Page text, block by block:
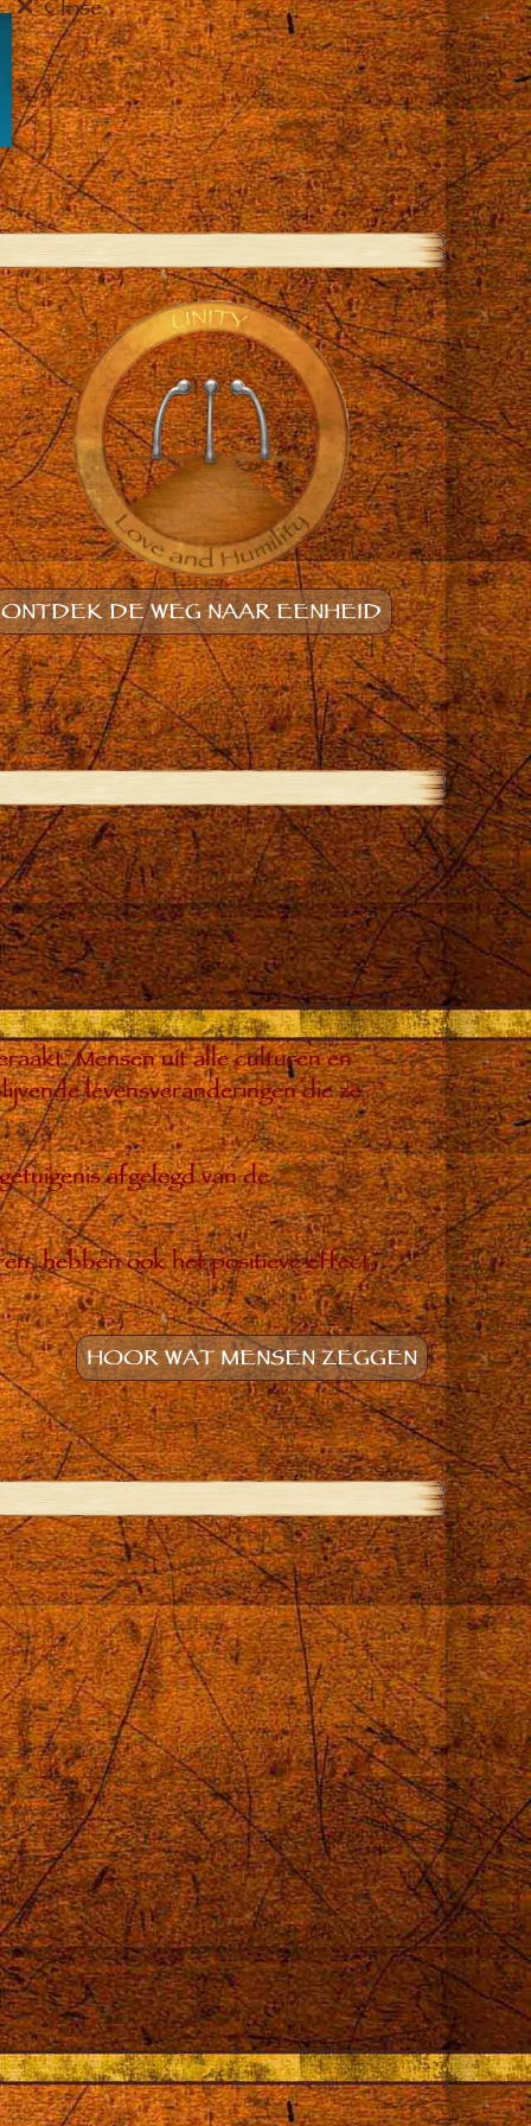
Close
ONTDEK DE WEG NAAR EENHEID
Mensen uit alle culturen en
levensveranderingen die ze
afgelegd van de
hebben ook het positieve effect
HOOR WAT MENSEN ZEGGEN